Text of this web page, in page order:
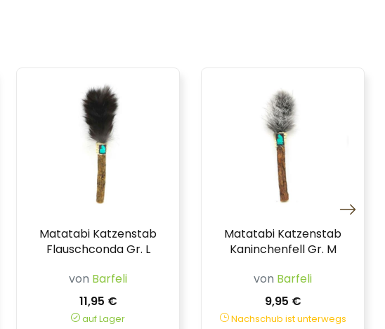
Matatabi Katzenstab
Flauschconda Gr. L
von Barfeli
11,95 €
auf Lager
Matatabi Katzenstab
Kaninchenfell Gr. M
von Barfeli
9,95 €
Nachschub ist unterwegs